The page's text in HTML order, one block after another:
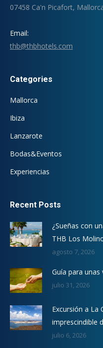
07458 Ca'n Picafort,
Email:
thb@thbhotels.com
Categories
Mallorca
Ibiza
Lanzarote
Bodas&Eventos
Experiencias
Recent Posts
¿Sueñas con
THB Los
agosto 7, 2026
Guía para
julio 31, 2026
Excursión a La
imprescindible
julio 6, 2026